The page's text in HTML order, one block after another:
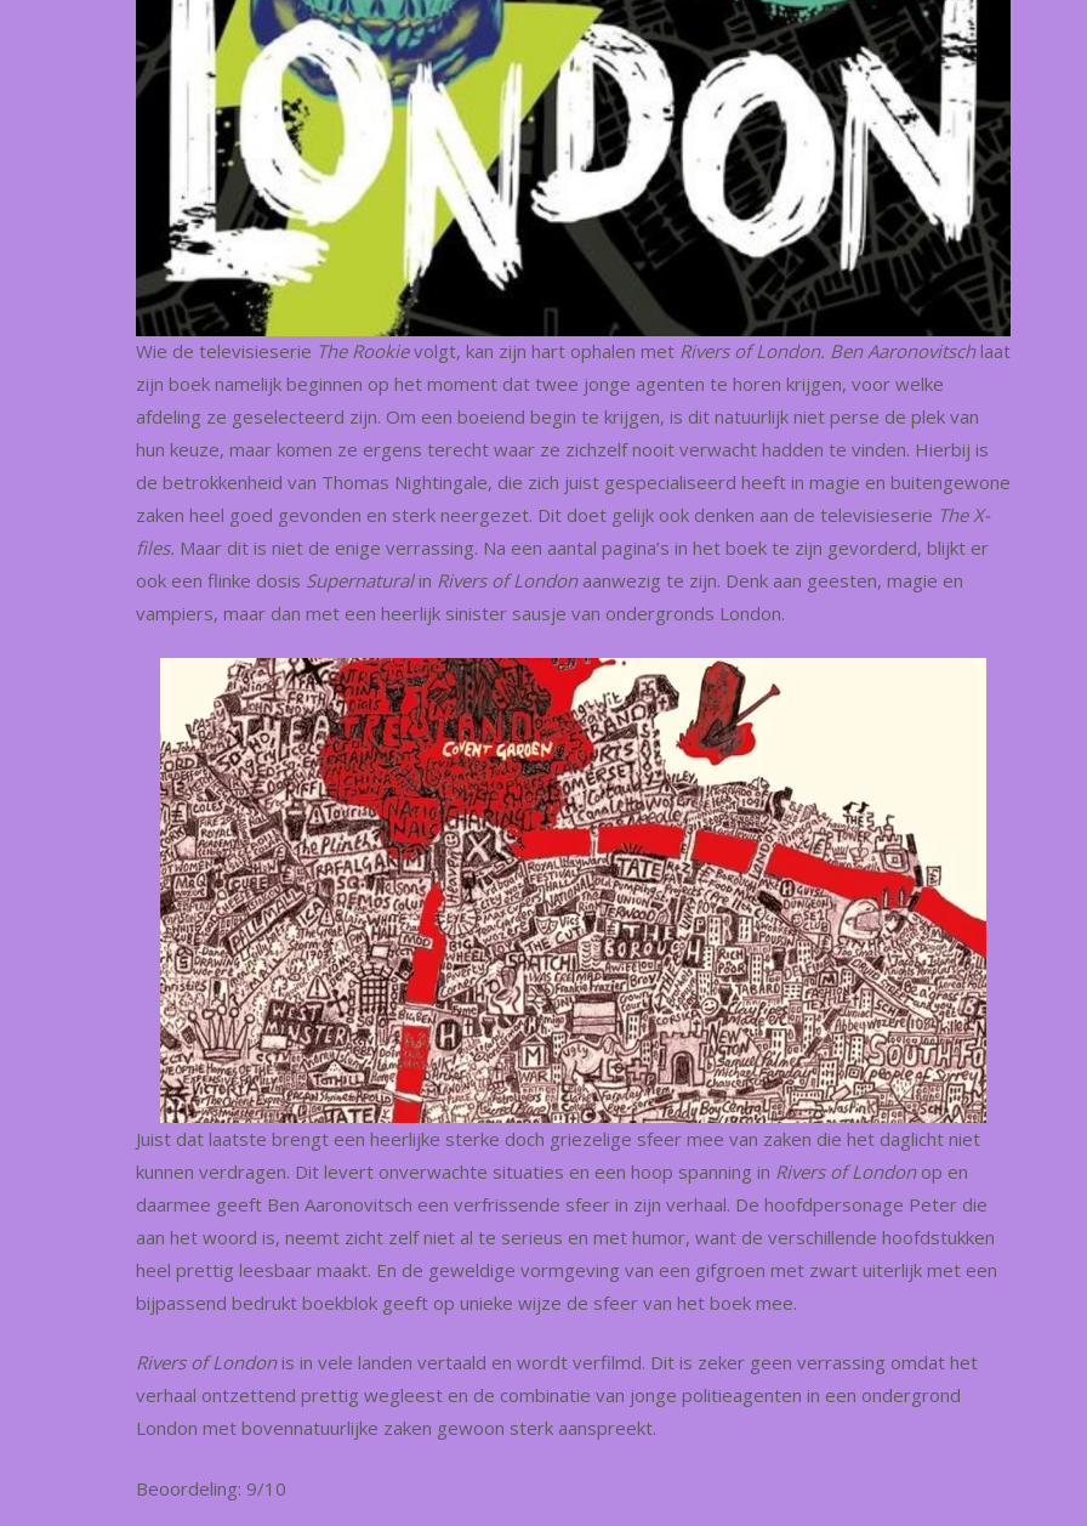
Wie de televisieserie The Rookievolgt, kan zijn hart ophalen met Rivers of London. Ben Aaronovitschlaat
zijn boek namelijk beginnen op het moment dat twee jonge agenten te horen krijgen, voor welke
afdeling ze geselecteerd zijn. Om een boeiend begin te krijgen, is dit natuurlijk niet perse de plek van
hun keuze, maar komen ze ergens terecht waar ze zichzelf nooit verwacht hadden te vinden. Hierbij is
de betrokkenheid van Thomas Nightingale, die zich juist gespecialiseerd heeft in magie en buitengewone
zaken heel goed gevonden en sterk neergezet. Dit doet gelijk ook denken aan de televisieserie The X-
files. Maar dit is niet de enige verrassing. Na een aantal pagina’s in het boek te zijn gevorderd, blijkt er
ook een flinke dosis Supernaturalin Rivers of Londonaanwezig te zijn. Denk aan geesten, magie en
vampiers, maar dan met een heerlijk sinister sausje van ondergronds London.
Juist dat laatste brengt een heerlijke sterke doch griezelige sfeer mee van zaken die het daglicht niet
kunnen verdragen. Dit levert onverwachte situaties en een hoop spanning in Rivers of Londonop en
daarmee geeft Ben Aaronovitsch een verfrissende sfeer in zijn verhaal. De hoofdpersonage Peter die
aan het woord is, neemt zicht zelf niet al te serieus en met humor, want de verschillende hoofdstukken
heel prettig leesbaar maakt. En de geweldige vormgeving van een gifgroen met zwart uiterlijk met een
bijpassend bedrukt boekblok geeft op unieke wijze de sfeer van het boek mee.
Rivers of Londonis in vele landen vertaald en wordt verfilmd. Dit is zeker geen verrassing omdat het
verhaal ontzettend prettig wegleest en de combinatie van jonge politieagenten in een ondergrond
London met bovennatuurlijke zaken gewoon sterk aanspreekt.
Beoordeling: 9/10